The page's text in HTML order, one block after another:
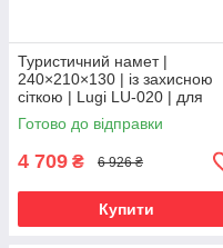
Туристичний намет |
240×210×130 | із захисною
сіткою | Lugi LU-020 | для
кемпінгу, походів і відпочинку
на природі
Готово до відправки
4 709 ₴ 6 926 ₴
Купити